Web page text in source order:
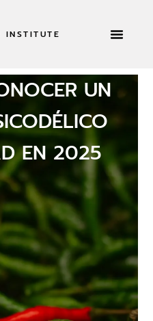
INSTITUTE
UN
EN 2025